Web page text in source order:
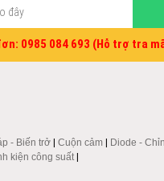
0985 084 693 (Hỗ trợ tra
- Biến trở | Cuộn cảm | Diode -
kiện công suất |